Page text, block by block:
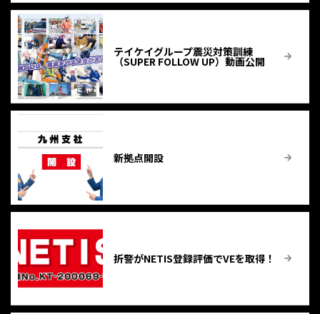
テイケイグループ震災対策訓練
（SUPER FOLLOW UP）動画公開
新拠点開設
折警がNETIS登録評価でVEを取得！